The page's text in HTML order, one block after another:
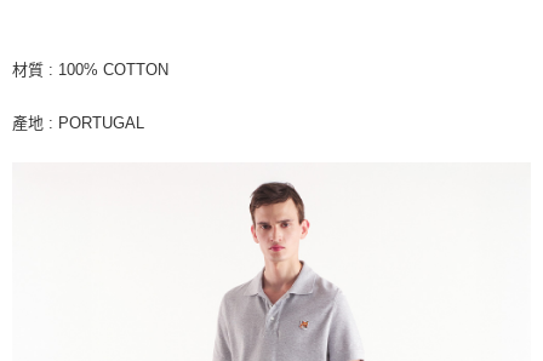
材質 : 100% COTTON
產地 : PORTUGAL